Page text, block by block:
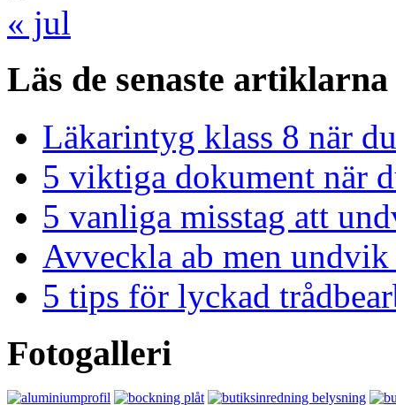
« jul
Läs de senaste artiklarna
Läkarintyg klass 8 när
5 viktiga dokument när
5 vanliga misstag att
Avveckla ab men
5 tips för lyckad
Fotogalleri